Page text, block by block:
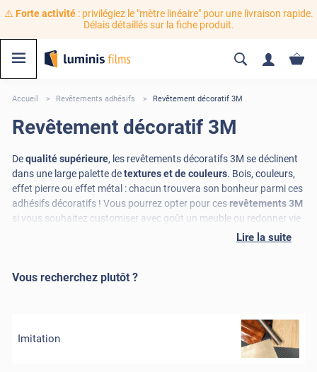
⚠️ Forte activité: privilégiez le "mètre linéaire" pour une livraison rapide.
Délais détaillés sur la fiche produit.
Accueil Revêtements adhésifs Revêtement décoratif 3M
Revêtement décoratif 3M
Dequalité supérieure, les revêtements décoratifs 3M se déclinent
dans une large palette detextures et de couleurs. Bois, couleurs,
effet pierre ou effet métal : chacun trouvera son bonheur parmi ces
adhésifs décoratifs ! Vous pourrez opter pour cesrevêtements 3M
si vous souhaitez customiser avec goût un meuble ou redonner vie
à un mur, sans vous soucier des embarras liés à la peinture. Avec
Lire la suite
Vous recherchez plutôt ?
Imitation